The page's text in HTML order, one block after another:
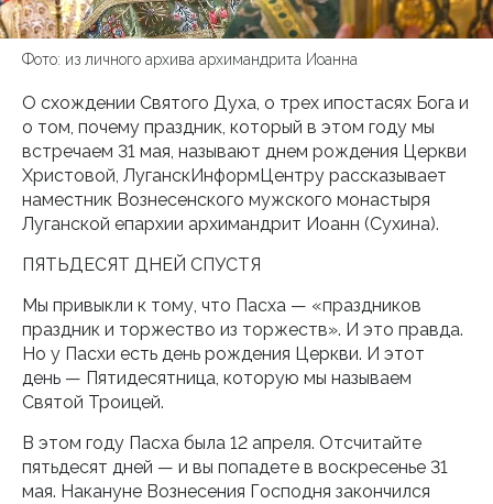
Фото: из личного архива архимандрита Иоанна
О схождении Святого Духа, о трех ипостасях Бога и
о том, почему праздник, который в этом году мы
встречаем 31 мая, называют днем рождения Церкви
Христовой, ЛуганскИнформЦентру рассказывает
наместник Вознесенского мужского монастыря
Луганской епархии архимандрит Иоанн (Сухина).
ПЯТЬДЕСЯТ ДНЕЙ СПУСТЯ
Мы привыкли к тому, что Пасха — «праздников
праздник и торжество из торжеств». И это правда.
Но у Пасхи есть день рождения Церкви. И этот
день — Пятидесятница, которую мы называем
Святой Троицей.
В этом году Пасха была 12 апреля. Отсчитайте
пятьдесят дней — и вы попадете в воскресенье 31
мая. Накануне Вознесения Господня закончился